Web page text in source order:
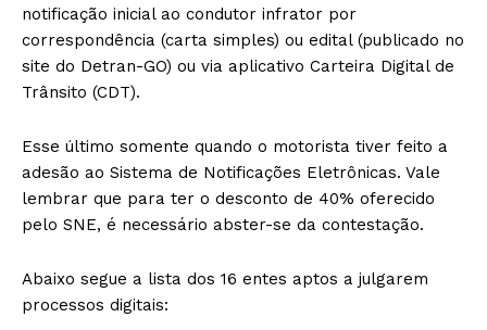
notificação inicial ao condutor infrator por
correspondência (carta simples) ou edital (publicado no
site do Detran-GO) ou via aplicativo Carteira Digital de
Trânsito (CDT).
Esse último somente quando o motorista tiver feito a
adesão ao Sistema de Notificações Eletrônicas. Vale
lembrar que para ter o desconto de 40% oferecido
pelo SNE, é necessário abster-se da contestação.
Abaixo segue a lista dos 16 entes aptos a julgarem
processos digitais: